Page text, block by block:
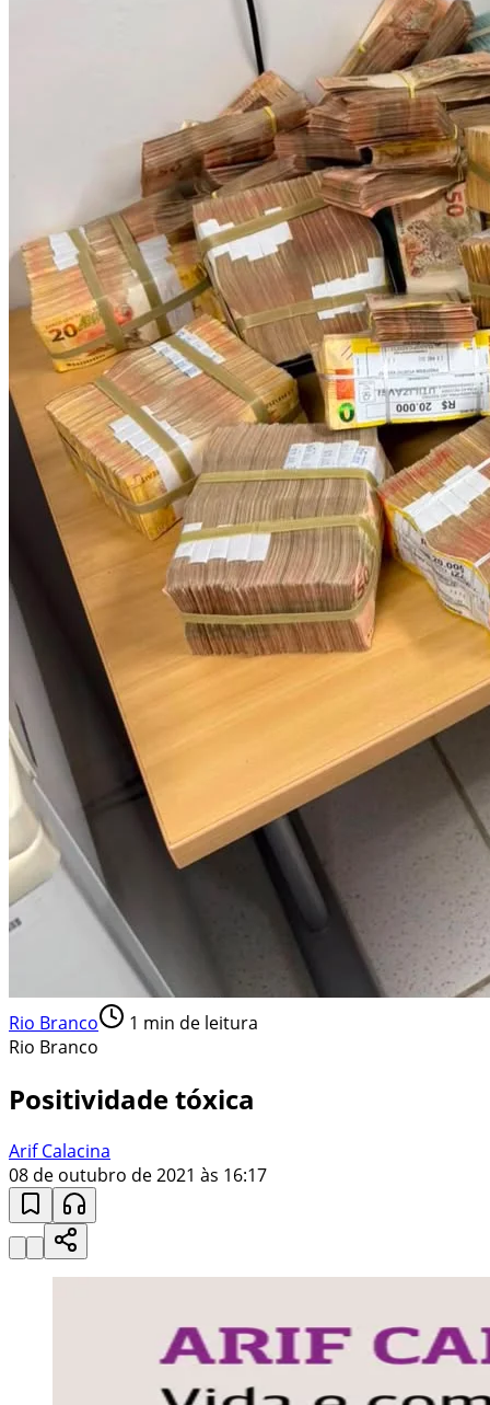
Rio Branco 1 min de leitura
Rio Branco
Positividade tóxica
Arif Calacina
08 de outubro de 2021 às 16:17